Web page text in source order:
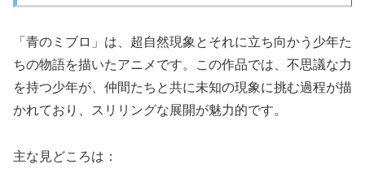
「青のミブロ」は、超自然現象とそれに立ち向かう少年た
ちの物語を描いたアニメです。この作品では、不思議な力
を持つ少年が、仲間たちと共に未知の現象に挑む過程が描
かれており、スリリングな展開が魅力的です。
主な見どころは：